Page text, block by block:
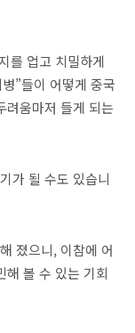
를 업고 치밀하게
”들이 어떻게 중국
려움마저 들게 되는
가 될 수도 있습니
졌으니, 이참에 어
해 볼 수 있는 기회